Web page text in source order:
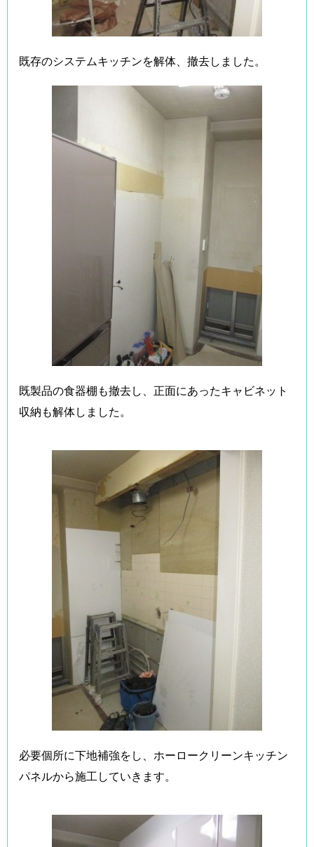
既存のシステムキッチンを解体、撤去しました。
既製品の食器棚も撤去し、正面にあったキャビネット
収納も解体しました。
必要個所に下地補強をし、ホーロークリーンキッチン
パネルから施工していきます。